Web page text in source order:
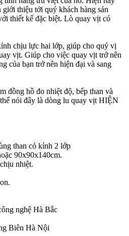
thiệu tới quý khách hàng sản
thiết kế đặc biệt. Lò quay vịt có
chịu lực hai lớp, giúp cho quý vị
vịt. Giúp cho việc quay vịt trở nên
của bạn trở nên hiện đại và sang
đồng hồ đo nhiệt độ, bếp than và
nói đây là dòng lu quay vịt HIỆN
than có kính 2 lớp
90x90x140cm.
nhiệt.
nghệ Hà Bắc
Biên Hà Nội